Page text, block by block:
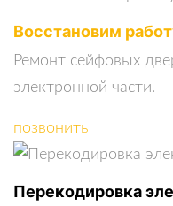
Восстановим
Ремонт сейфовых
электронной части.
позвонить
Перекодировка